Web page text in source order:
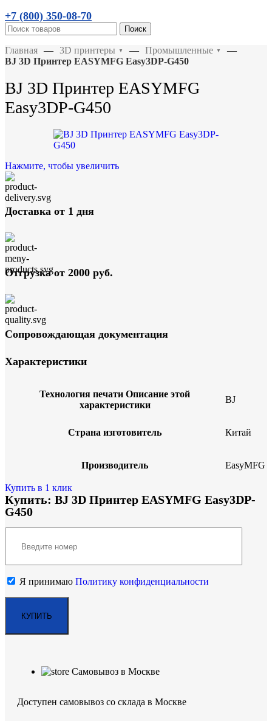
+7 (800) 350-08-70
Поиск
Главная — 3D принтеры ▼ — Промышленные ▼
—
BJ 3D Принтер EASYMFG Easy3DP-G450
BJ 3D Принтер EASYMFG
Easy3DP-G450
Нажмите, чтобы увеличить
Доставка от 1 дня
Отгрузка от 2000 руб.
Сопровождающая документация
Характеристики
Технология печати Описание этой
характеристики
BJ
Страна изготовитель Китай
Производитель EasyMFG
Купить в 1 клик
Купить: BJ 3D Принтер EASYMFG Easy3DP-
G450
Я принимаю Политику конфиденциальности
Самовывоз в Москве
Доступен самовывоз со склада в Москве